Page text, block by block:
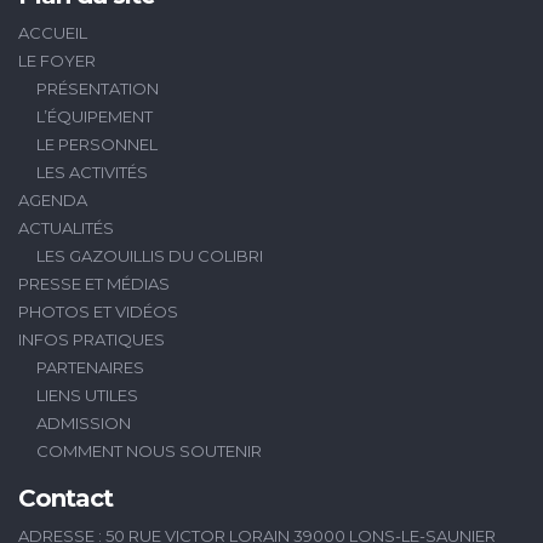
ACCUEIL
LE FOYER
PRÉSENTATION
L’ÉQUIPEMENT
LE PERSONNEL
LES ACTIVITÉS
AGENDA
ACTUALITÉS
LES GAZOUILLIS DU COLIBRI
PRESSE ET MÉDIAS
PHOTOS ET VIDÉOS
INFOS PRATIQUES
PARTENAIRES
LIENS UTILES
ADMISSION
COMMENT NOUS SOUTENIR
Contact
ADRESSE : 50 RUE VICTOR LORAIN 39000 LONS-LE-SAUNIER